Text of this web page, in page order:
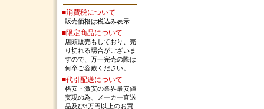
■消費税について
販売価格は税込み表示
■限定商品について
店頭販売もしており、売
り切れる場合がございま
すので、万一完売の際は
何卒ご容赦ください。
■代引配送について
格安・激安の業界最安値
実現の為、メーカー直送
品及び3万円以上のお買